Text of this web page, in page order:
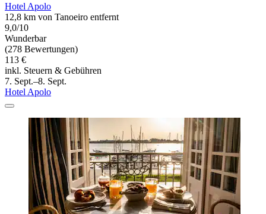
Hotel Apolo
12,8 km von Tanoeiro entfernt
9,0/10
Wunderbar
(278 Bewertungen)
113 €
inkl. Steuern & Gebühren
7. Sept.–8. Sept.
Hotel Apolo